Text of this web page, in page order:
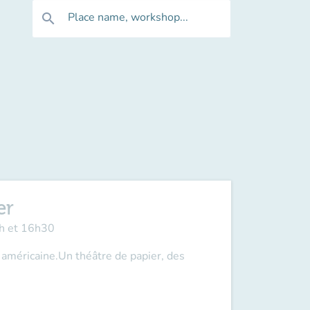
search Place name, workshop...
et 16h30
théâtre de papier, des